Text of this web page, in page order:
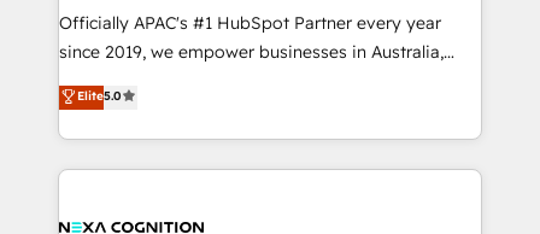
HubSpot customers and we'd love to work with you
too! Clients come to us for: Advanced CRM solutions
HubSpot Data System Migrations between systems
to HubSpot New lead generation strategies Time-
Officially APAC's #1 HubSpot Partner every year
since 2019, we empower businesses in Australia,
New Zealand, and globally to realise their full
potential through enterprise HubSpot CRM
implementation. And we deliver best practice across
the whole HubSpot platform, covering marketing,
all businesses, from start-up to Enterprise, and have
Elite5.0